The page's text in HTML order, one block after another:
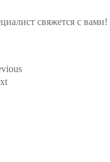
свяжется с вами!
2012-2017.